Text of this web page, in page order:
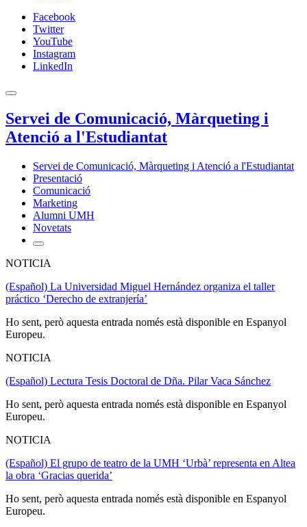
Facebook
Twitter
YouTube
Instagram
LinkedIn
Servei de Comunicació, Màrqueting i
Atenció a l'Estudiantat
Servei de Comunicació, Màrqueting i Atenció a l'Estudiantat
Presentació
Comunicació
Marketing
Alumni UMH
Novetats
NOTICIA
(Español) La Universidad Miguel Hernández organiza el taller
práctico ‘Derecho de extranjería’
Ho sent, però aquesta entrada només està disponible en Espanyol
Europeu.
NOTICIA
(Español) Lectura Tesis Doctoral de Dña. Pilar Vaca Sánchez
Ho sent, però aquesta entrada només està disponible en Espanyol
Europeu.
NOTICIA
(Español) El grupo de teatro de la UMH ‘Urbà’ representa en Altea
la obra ‘Gracias querida’
Ho sent, però aquesta entrada només està disponible en Espanyol
Europeu.